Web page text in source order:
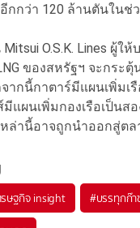
กกว่า 120 ล้านตันในช่
Mitsui O.S.K. Lines ผู้ใ
ของสหรัฐฯ จะกระ
ากนี้กาตาร์มีแผนเพิ่มเ
มีแผนเพิ่มกองเรือเป็นส
หล่านี้อาจถูกนำออกสู่ต
รษฐกิจ insight #บรรทุกก๊า